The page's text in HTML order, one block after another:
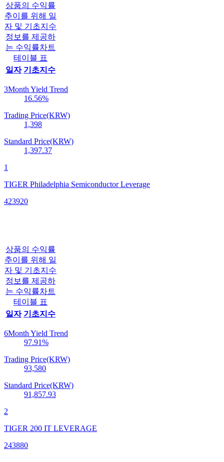
상품의 수익률
추이를 위해 일
자 및 기초지수
정보를 제공하
는 수익률차트
테이블 표
일자 기초지수
3Month Yield Trend
16.56%
Trading Price(KRW)
1,398
Standard Price(KRW)
1,397.37
1
TIGER Philadelphia Semiconductor Leverage
423920
상품의 수익률
추이를 위해 일
자 및 기초지수
정보를 제공하
는 수익률차트
테이블 표
일자 기초지수
6Month Yield Trend
97.91%
Trading Price(KRW)
93,580
Standard Price(KRW)
91,857.93
2
TIGER 200 IT LEVERAGE
243880